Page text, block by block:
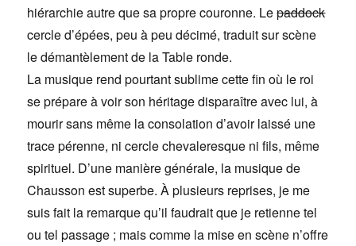
hiérarchie autre que sa propre couronne. Lepaddock
cercle d’épées, peu à peu décimé, traduit sur scène
le démantèlement de la Table ronde.
La musique rend pourtant sublime cette fin où le roi
se prépare à voir son héritage disparaître avec lui, à
mourir sans même la consolation d’avoir laissé une
trace pérenne, ni cercle chevaleresque ni fils, même
spirituel. D’une manière générale, la musique de
Chausson est superbe. À plusieurs reprises, je me
suis fait la remarque qu’il faudrait que je retienne tel
ou tel passage ; mais comme la mise en scène n’offre